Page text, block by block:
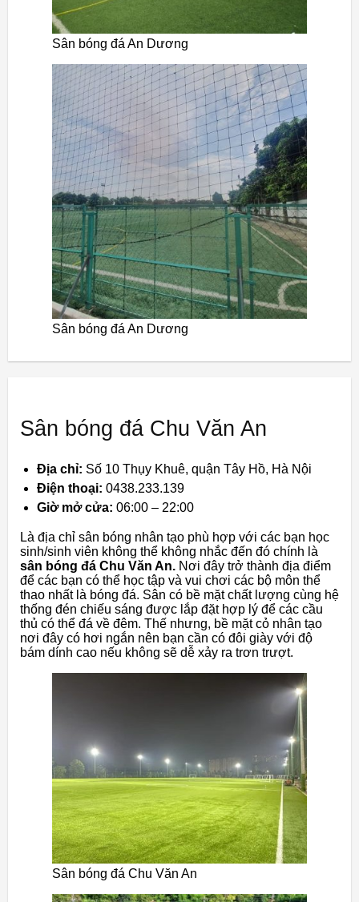
Sân bóng đá An Dương
Sân bóng đá An Dương
Sân bóng đá Chu Văn An
Địa chỉ: Số 10 Thụy Khuê, quận Tây Hồ, Hà Nội
Điện thoại: 0438.233.139
Giờ mở cửa: 06:00 – 22:00
Là địa chỉ sân bóng nhân tạo phù hợp với các bạn học
sinh/sinh viên không thể không nhắc đến đó chính là
sân bóng đá Chu Văn An. Nơi đây trở thành địa điểm
để các bạn có thể học tập và vui chơi các bộ môn thể
thao nhất là bóng đá. Sân có bề mặt chất lượng cùng hệ
thống đén chiếu sáng được lắp đặt hợp lý để các cầu
thủ có thể đá về đêm. Thế nhưng, bề mặt cỏ nhân tạo
nơi đây có hơi ngắn nên bạn cần có đôi giày với độ
bám dính cao nếu không sẽ dễ xảy ra trơn trượt.
Sân bóng đá Chu Văn An